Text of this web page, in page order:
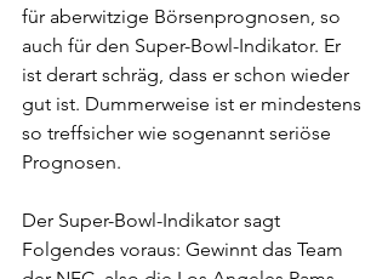
für aberwitzige Börsenprognosen, so
auch für den Super-Bowl-Indikator. Er
ist derart schräg, dass er schon wieder
gut ist. Dummerweise ist er mindestens
so treffsicher wie sogenannt seriöse
Prognosen.
Der Super-Bowl-Indikator sagt
Folgendes voraus: Gewinnt das Team